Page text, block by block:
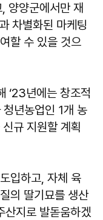
양양군에서만 재
차별화된 마케팅
할 수 있을 것으
‘23년에는 창조적
년농업인 1개 농
규 지원할 계획
입하고, 자체 육
의 딸기묘를 생산
산지로 발돋움하겠